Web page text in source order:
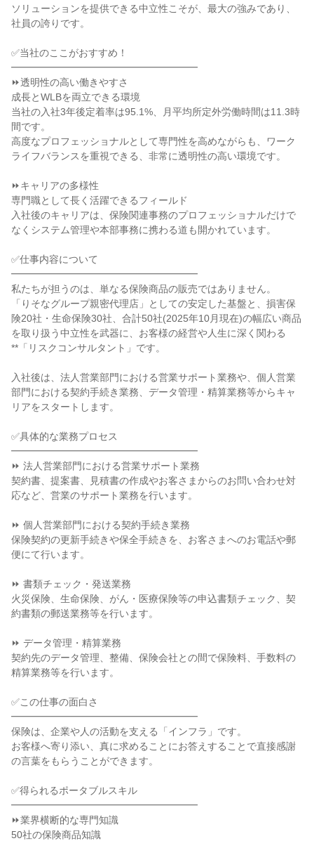
ソリューションを提供できる中立性こそが、最大の強みであり、
社員の誇りです。
✅当社のここがおすすめ！
━━━━━━━━━━━━━━━━━━━
⏩透明性の高い働きやすさ
成長とWLBを両立できる環境
当社の入社3年後定着率は95.1%、月平均所定外労働時間は11.3時
間です。
高度なプロフェッショナルとして専門性を高めながらも、ワーク
ライフバランスを重視できる、非常に透明性の高い環境です。
⏩キャリアの多様性
専門職として長く活躍できるフィールド
入社後のキャリアは、保険関連事務のプロフェッショナルだけで
なくシステム管理や本部事務に携わる道も開かれています。
✅仕事内容について
━━━━━━━━━━━━━━━━━━━
私たちが担うのは、単なる保険商品の販売ではありません。
「りそなグループ親密代理店」としての安定した基盤と、損害保
険20社・生命保険30社、合計50社(2025年10月現在)の幅広い商品
を取り扱う中立性を武器に、お客様の経営や人生に深く関わる
**「リスクコンサルタント」です。
入社後は、法人営業部門における営業サポート業務や、個人営業
部門における契約手続き業務、データ管理・精算業務等からキャ
リアをスタートします。
✅具体的な業務プロセス
━━━━━━━━━━━━━━━━━━━
⏩ 法人営業部門における営業サポート業務
契約書、提案書、見積書の作成やお客さまからのお問い合わせ対
応など、営業のサポート業務を行います。
⏩ 個人営業部門における契約手続き業務
保険契約の更新手続きや保全手続きを、お客さまへのお電話や郵
便にて行います。
⏩ 書類チェック・発送業務
火災保険、生命保険、がん・医療保険等の申込書類チェック、契
約書類の郵送業務等を行います。
⏩ データ管理・精算業務
契約先のデータ管理、整備、保険会社との間で保険料、手数料の
精算業務等を行います。
✅この仕事の面白さ
━━━━━━━━━━━━━━━━━━━
保険は、企業や人の活動を支える「インフラ」です。
お客様へ寄り添い、真に求めることにお答えすることで直接感謝
の言葉をもらうことができます。
✅得られるポータブルスキル
━━━━━━━━━━━━━━━━━━━
⏩業界横断的な専門知識
50社の保険商品知識